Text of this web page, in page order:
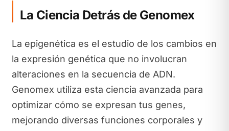
La Ciencia Detrás de Genomex
La epigenética es el estudio de los cambios en
la expresión genética que no involucran
alteraciones en la secuencia de ADN.
Genomex utiliza esta ciencia avanzada para
optimizar cómo se expresan tus genes,
mejorando diversas funciones corporales y